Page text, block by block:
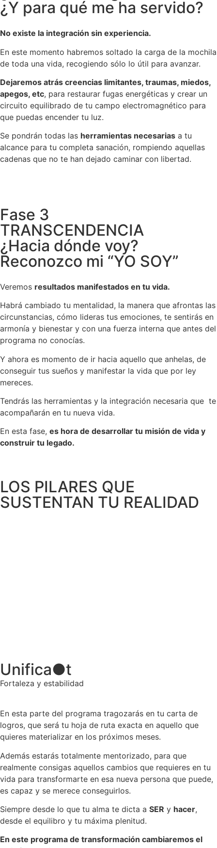
¿Y para qué me ha servido?
No existe la integración sin experiencia.
En este momento habremos soltado la carga de la mochila
de toda una vida, recogiendo sólo lo útil para avanzar.
Dejaremos atrás creencias limitantes, traumas, miedos,
apegos, etc, para restaurar fugas energéticas y crear un
circuito equilibrado de tu campo electromagnético para
que puedas encender tu luz.
Se pondrán todas las herramientas necesarias a tu
alcance para tu completa sanación, rompiendo aquellas
cadenas que no te han dejado caminar con libertad.
Fase 3
TRANSCENDENCIA
¿Hacia dónde voy?
Reconozco mi “YO SOY”
Veremos resultados manifestados en tu vida.
Habrá cambiado tu mentalidad, la manera que afrontas las
circunstancias, cómo lideras tus emociones, te sentirás en
armonía y bienestar y con una fuerza interna que antes del
programa no conocías.
Y ahora es momento de ir hacia aquello que anhelas, de
conseguir tus sueños y manifestar la vida que por ley
mereces.
Tendrás las herramientas y la integración necesaria que te
acompañarán en tu nueva vida.
En esta fase, es hora de desarrollar tu misión de vida y
construir tu legado.
LOS PILARES QUE
SUSTENTAN TU REALIDAD
Unifica●t
Fortaleza y estabilidad
En esta parte del programa tragozarás en tu carta de
logros, que será tu hoja de ruta exacta en aquello que
quieres materializar en los próximos meses.
Además estarás totalmente mentorizado, para que
realmente consigas aquellos cambios que requieres en tu
vida para transformarte en esa nueva persona que puede,
es capaz y se merece conseguirlos.
Siempre desde lo que tu alma te dicta a SER y hacer,
desde el equilibro y tu máxima plenitud.
En este programa de transformación cambiaremos el